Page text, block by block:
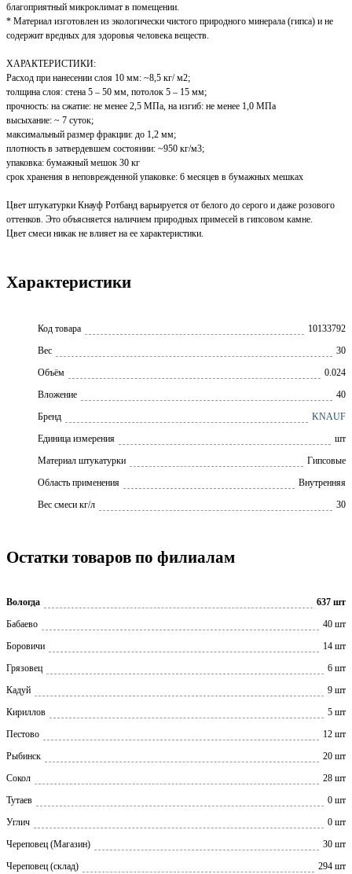
благоприятный микроклимат в помещении.
* Материал изготовлен из экологически чистого природного минерала (гипса) и не
содержит вредных для здоровья человека веществ.
ХАРАКТЕРИСТИКИ:
Расход при нанесении слоя 10 мм: ~8,5 кг/ м2;
толщина слоя: стена 5 – 50 мм, потолок 5 – 15 мм;
прочность: на сжатие: не менее 2,5 МПа, на изгиб: не менее 1,0 МПа
высыхание: ~ 7 суток;
максимальный размер фракции: до 1,2 мм;
плотность в затвердевшем состоянии: ~950 кг/м3;
упаковка: бумажный мешок 30 кг
срок хранения в неповрежденной упаковке: 6 месяцев в бумажных мешках
Цвет штукатурки Кнауф Ротбанд варьируется от белого до серого и даже розового
оттенков. Это объясняется наличием природных примесей в гипсовом камне.
Цвет смеси никак не влияет на ее характеристики.
Характеристики
Код товара
10133792
Вес
30
Объём
0.024
Вложение
40
Бренд
KNAUF
Единица измерения
шт
Материал штукатурки
Гипсовые
Область применения
Внутренняя
Вес смеси кг/л
30
Остатки товаров по филиалам
Вологда
637 шт
Бабаево
40 шт
Боровичи
14 шт
Грязовец
6 шт
Кадуй
9 шт
Кириллов
5 шт
Пестово
12 шт
Рыбинск
20 шт
Сокол
28 шт
Тутаев
0 шт
Углич
0 шт
Череповец (Магазин)
30 шт
Череповец (склад)
294 шт